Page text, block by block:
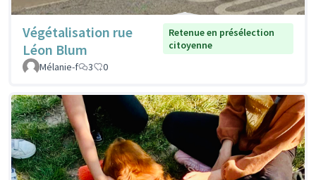
Végétalisation rue
Léon Blum
Retenue en présélection
citoyenne
Mélanie-f
3 0